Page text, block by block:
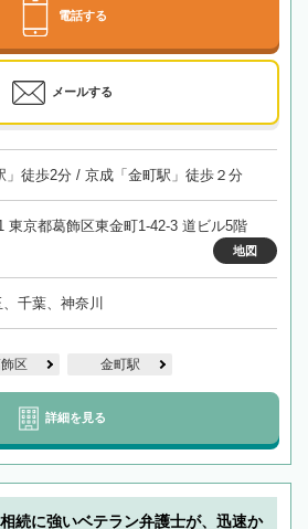
電話する
メールする
」徒歩2分 / 京成「金町駅」徒歩２分
東京都葛飾区東金町1-42-3 道ビル5階
地図
千葉、神奈川
区 金町駅
詳細を見る
続に強いベテラン弁護士が、迅速か